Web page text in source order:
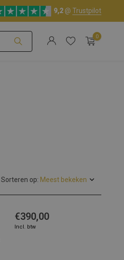
9,2 @ Trustpilot
0
Sorteren op:
€390,00
Incl. btw